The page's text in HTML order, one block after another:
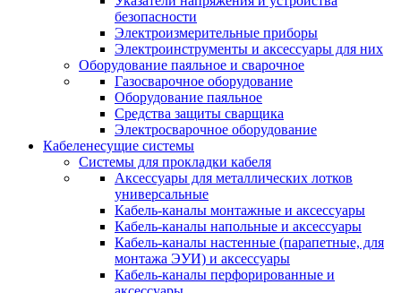
безопасности
Электроизмерительные приборы
Электроинструменты и аксессуары для них
Оборудование паяльное и сварочное
Газосварочное оборудование
Оборудование паяльное
Средства защиты сварщика
Электросварочное оборудование
Кабеленесущие системы
Системы для прокладки кабеля
Аксессуары для металлических лотков
универсальные
Кабель-каналы монтажные и аксессуары
Кабель-каналы напольные и аксессуары
Кабель-каналы настенные (парапетные, для
монтажа ЭУИ) и аксессуары
Кабель-каналы перфорированные и